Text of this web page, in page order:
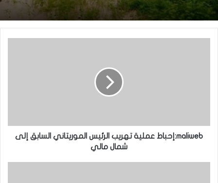
maliweb:إحباط عملية تهريب الرئيس الموريتاني السابق إلى
شمال مالي